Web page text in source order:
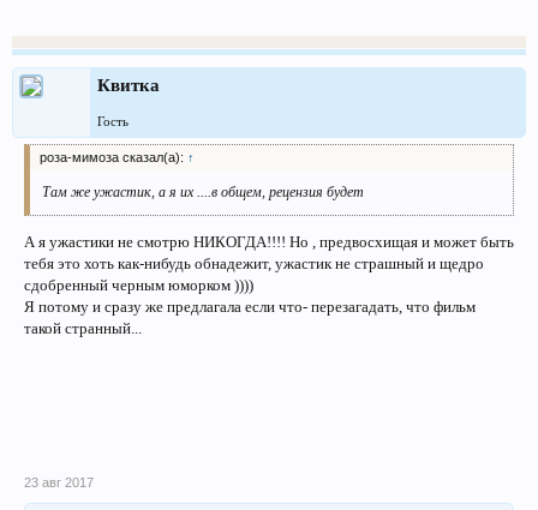
Квитка
Гость
роза-мимоза сказал(а): ↑
Там же ужастик, а я их ....в общем, рецензия будет
А я ужастики не смотрю НИКОГДА!!!! Но , предвосхищая и может быть
тебя это хоть как-нибудь обнадежит, ужастик не страшный и щедро
сдобренный черным юморком ))))
Я потому и сразу же предлагала если что- перезагадать, что фильм
такой странный...
23 авг 2017